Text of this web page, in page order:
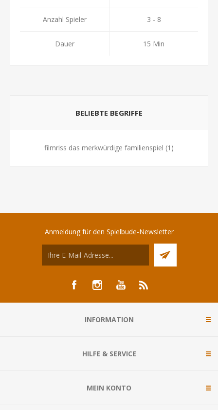
Anzahl Spieler 3 - 8
Dauer 15 Min
BELIEBTE BEGRIFFE
filmriss das merkwürdige familienspiel (1)
Anmeldung für den Spielbude-Newsletter
INFORMATION
HILFE & SERVICE
MEIN KONTO